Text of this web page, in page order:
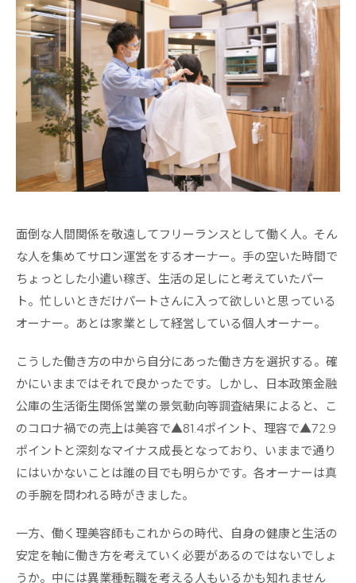
面倒な人間関係を敬遠してフリーランスとして働く人。そん
な人を集めてサロン運営をするオーナー。手の空いた時間で
ちょっとした小遣い稼ぎ、生活の足しにと考えていたパー
ト。忙しいときだけパートさんに入って欲しいと思っている
オーナー。あとは家業として経営している個人オーナー。
こうした働き方の中から自分にあった働き方を選択する。確
かにいままではそれで良かったです。しかし、日本政策金融
公庫の生活衛生関係営業の景気動向等調査結果によると、こ
のコロナ禍での売上は美容で▲81.4ポイント、理容で▲72.9
ポイントと深刻なマイナス成長となっており、いままで通り
にはいかないことは誰の目でも明らかです。各オーナーは真
の手腕を問われる時がきました。
一方、働く理美容師もこれからの時代、自身の健康と生活の
安定を軸に働き方を考えていく必要があるのではないでしょ
うか。中には異業種転職を考える人もいるかも知れません